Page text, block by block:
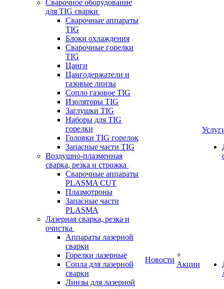
Сварочное оборудование
для TIG сварки
Сварочные аппараты
TIG
Блоки охлаждения
Сварочные горелки
TIG
Цанги
Цангодержатели и
газовые линзы
Сопло газовое TIG
Изоляторы TIG
Заглушки TIG
Наборы для TIG
горелки
Головки TIG горелок
Запасные части TIG
Воздушно-плазменная
сварка, резка и строжка
Сварочные аппараты
PLASMA CUT
Плазмотроны
Запасные части
PLASMA
Лазерная сварка, резка и
очистка
Аппараты лазерной
сварки
Горелки лазерные
Сопла для лазерной
сварки
Линзы для лазерной
Новости
Акции